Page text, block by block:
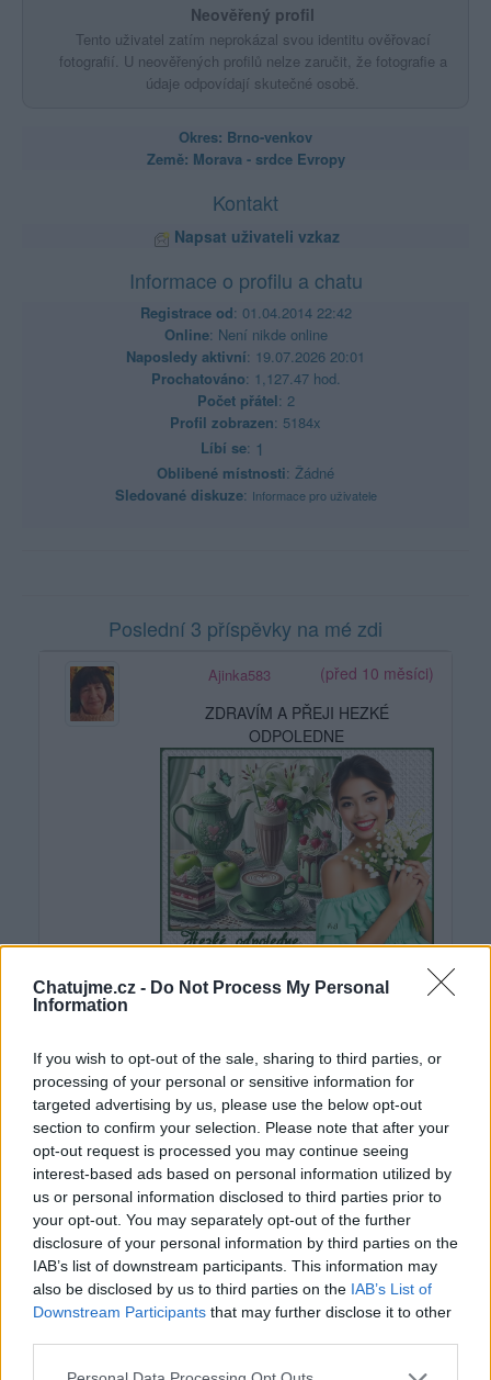
Chatujme.cz - Do Not Process My Personal
Information
If you wish to opt-out of the sale, sharing to third parties, or
processing of your personal or sensitive information for
targeted advertising by us, please use the below opt-out
section to confirm your selection. Please note that after your
opt-out request is processed you may continue seeing
interest-based ads based on personal information utilized by
us or personal information disclosed to third parties prior to
your opt-out. You may separately opt-out of the further
disclosure of your personal information by third parties on the
IAB’s list of downstream participants. This information may
also be disclosed by us to third parties on the IAB’s List of
Downstream Participants that may further disclose it to other
Neověřený profil
Tento uživatel zatím neprokázal svou identitu ověřovací
fotografií. U neověřených profilů nelze zaručit, že fotografie a
údaje odpovídají skutečné osobě.
Okres: Brno-venkov
Země: Morava - srdce Evropy
Kontakt
Napsat uživateli vzkaz
Informace o profilu a chatu
Registrace od: 01.04.2014 22:42
Online: Není nikde online
Naposledy aktivní: 19.07.2026 20:01
Prochatováno: 1,127.47 hod.
Počet přátel: 2
Profil zobrazen: 5184x
Líbí se: 1
Oblibené místnosti: Žádné
Sledované diskuze: Informace pro uživatele
Poslední 3 příspěvky na mé zdi
Ajinka583
(před 10 měsíci)
ZDRAVÍM A PŘEJI HEZKÉ
ODPOLEDNE
Ajinka583
(před 3 lety)
PŘIŠLA JSEM POPŘÁT HEZKÝ